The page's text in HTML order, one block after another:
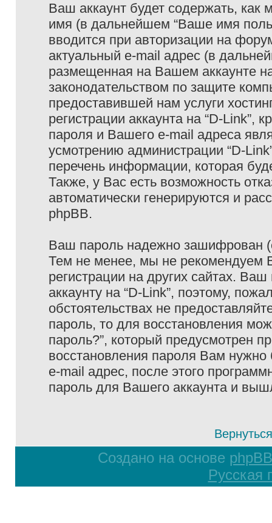
Ваш аккаунт будет содержать,
имя (в дальнейшем “Ваше имя
вводится при авторизации на
актуальный e-mail адрес (в
размещенная на Вашем аккаунте
законодательством по защите
предоставившей нам услуги
регистрации аккаунта на “D-
пароля и Вашего e-mail адреса
усмотрению администрации “D-
перечень информации, которая
Также, у Вас есть возможность
автоматически генерируются и
phpBB.
Ваш пароль надежно зашифрован
Тем не менее, мы не рекомендуем
регистрации на других сайтах.
аккаунту на “D-Link”, поэтому,
обстоятельствах не
пароль, то для восстановления
пароль?”, который предусмотрен
восстановления пароля Вам
e-mail адрес, после этого
пароль для Вашего аккаунта и
Создано на основе phpBB
Русская